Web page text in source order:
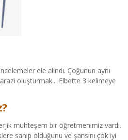
ele alındı. Çoğunun aynı
oluşturmak... Elbette 3 kelimeye
muhteşem bir öğretmenimiz vardı.
sahip olduğunu ve şansını çok iyi